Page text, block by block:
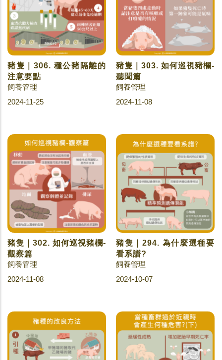
豬隻｜306. 種公豬隔離的
注意要點
飼養管理
2024-11-25
豬隻｜303. 如何巡視豬欄-
聽聞篇
飼養管理
2024-11-08
豬隻｜302. 如何巡視豬欄-
觀察篇
飼養管理
2024-11-08
豬隻｜294. 為什麼選種要
看系譜?
飼養管理
2024-10-07